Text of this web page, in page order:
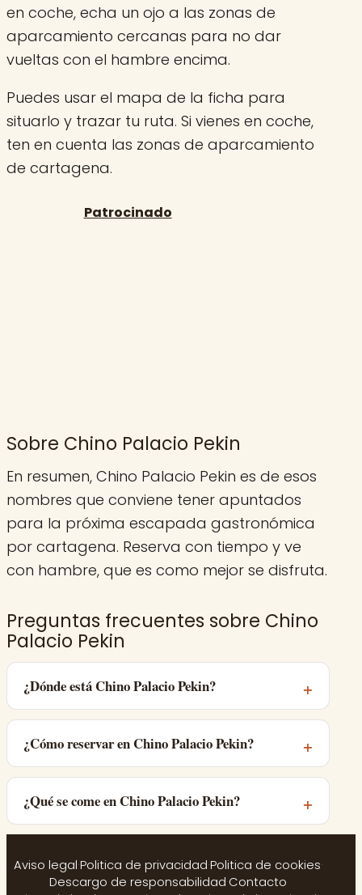
en coche, echa un ojo a las zonas de
aparcamiento cercanas para no dar
vueltas con el hambre encima.
Puedes usar el mapa de la ficha para
situarlo y trazar tu ruta. Si vienes en coche,
ten en cuenta las zonas de aparcamiento
de cartagena.
Sobre Chino Palacio Pekin
En resumen, Chino Palacio Pekin es de esos
nombres que conviene tener apuntados
para la próxima escapada gastronómica
por cartagena. Reserva con tiempo y ve
con hambre, que es como mejor se disfruta.
Preguntas frecuentes sobre Chino
Palacio Pekin
¿Dónde está Chino Palacio Pekin?
¿Cómo reservar en Chino Palacio Pekin?
¿Qué se come en Chino Palacio Pekin?
Aviso legal·Politica de privacidad·Politica de cookies·
Descargo de responsabilidad·Contacto